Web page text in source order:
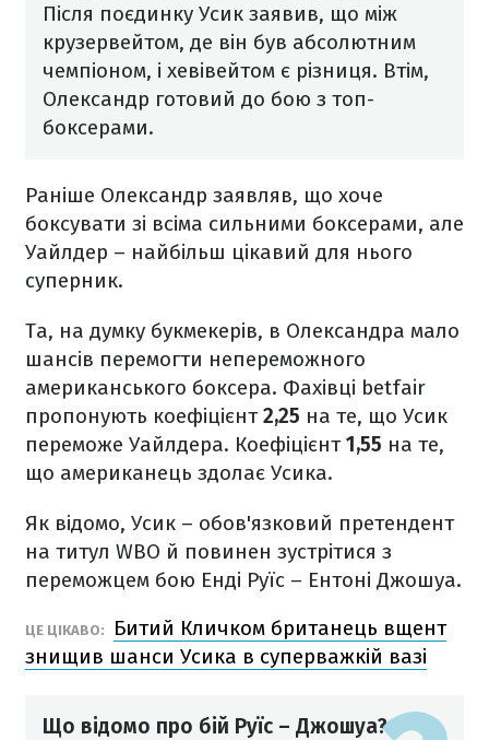
Після поєдинку Усик заявив, що між
крузервейтом, де він був абсолютним
чемпіоном, і хевівейтом є різниця. Втім,
Олександр готовий до бою з топ-
боксерами.
Раніше Олександр заявляв, що хоче
боксувати зі всіма сильними боксерами, але
Уайлдер – найбільш цікавий для нього
суперник.
Та, на думку букмекерів, в Олександра мало
шансів перемогти непереможного
американського боксера. Фахівці betfair
пропонують коефіцієнт2,25 на те, що Усик
переможе Уайлдера. Коефіцієнт1,55 на те,
що американець здолає Усика.
Як відомо, Усик – обов'язковий претендент
на титул WBO й повинен зустрітися з
переможцем бою Енді Руїс – Ентоні Джошуа.
ЦЕ ЦІКАВО:
Битий Кличком британець вщент
знищив шанси Усика в суперважкій вазі
Що відомо про бій Руїс – Джошуа?